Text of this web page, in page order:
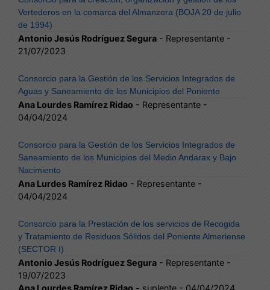
Vertederos en la comarca del Almanzora (BOJA 20 de julio
de 1994)
Antonio Jesús Rodríguez Segura - Representante -
21/07/2023
Consorcio para la Gestión de los Servicios Integrados de
Aguas y Saneamiento de los Municipios del Poniente
Ana Lourdes Ramírez Ridao - Representante -
04/04/2024
Consorcio para la Gestión de los Servicios Integrados de
Saneamiento de los Municipios del Medio Andarax y Bajo
Nacimiento
Ana Lurdes Ramírez Ridao - Representante -
04/04/2024
Consorcio para la Prestación de los servicios de Recogida
y Tratamiento de Residuos Sólidos del Poniente Almeriense
(SECTOR I)
Antonio Jesús Rodríguez Segura - Representante -
19/07/2023
Ana Lourdes Ramírez Ridao - suplente - 04/04/2024